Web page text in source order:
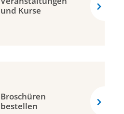
und Kurse
Broschüren
bestellen